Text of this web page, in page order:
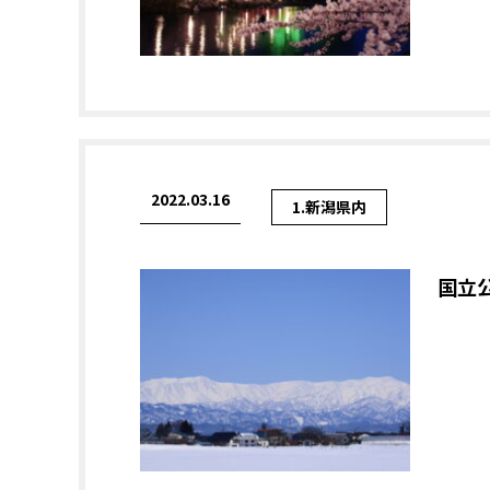
2022.03.16 1.新潟県内
国立